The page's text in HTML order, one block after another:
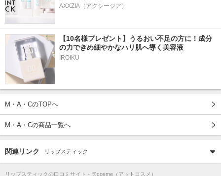
AXXZIA（アクシージア）
【10名様プレゼント】うるおい不足の方に！成分
の力できめ細やかなハリ肌へ導く美容液
IROIKU
M・A・CのTOPへ
M・A・Cの商品一覧へ
関連リンク リップスティック
リップスティックの口コミサイト - @cosme（アットコスメ）